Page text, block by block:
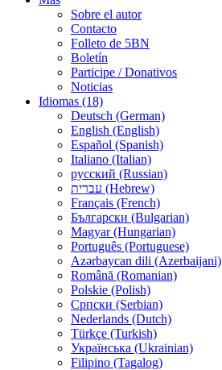
Sobre el autor
Contacto
Folleto de 5BN
Boletín
Participe / Donativos
Noticias
Idiomas (18)
Deutsch (German)
English (English)
Español (Spanish)
Italiano (Italian)
русский (Russian)
עברית (Hebrew)
Français (French)
Български (Bulgarian)
Magyar (Hungarian)
Português (Portuguese)
Azərbaycan dili (Azerbaijani)
Română (Romanian)
Polskie (Polish)
Српски (Serbian)
Nederlands (Dutch)
Türkçe (Turkish)
Українська (Ukrainian)
Filipino (Tagalog)